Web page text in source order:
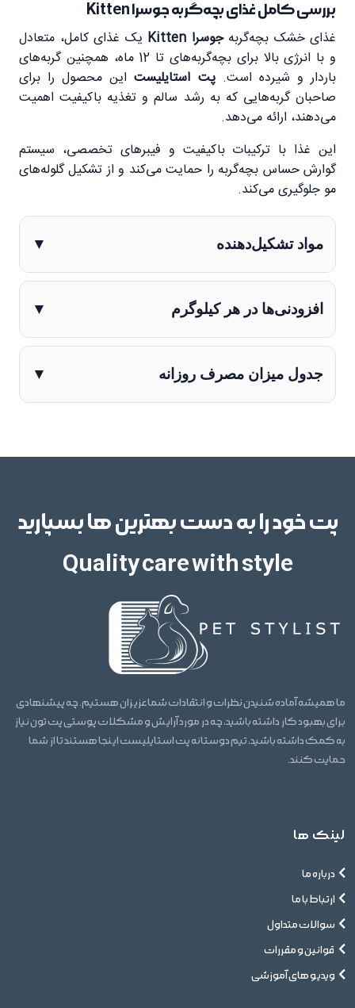
بررسی کامل غذای بچه‌گربه جوسرا Kitten
غذای خشک بچه‌گربهجوسرا Kitten
یک غذای کامل، متعادل
و با انرژی بالا برای بچه‌گربه‌های تا 12 ماه، همچنین گربه‌های
باردار و شیرده است.پت استایلیست این محصول را برای
صاحبان گربه‌هایی که به رشد سالم و تغذیه باکیفیت اهمیت
می‌دهند، ارائه می‌دهد.
این غذا با ترکیبات باکیفیت و فیبرهای تخصصی، سیستم
گوارش حساس بچه‌گربه را حمایت می‌کند و از تشکیل گلوله‌های
مو جلوگیری می‌کند.
مواد تشکیل‌دهنده ▼
افزودنی‌ها در هر کیلوگرم ▼
جدول میزان مصرف روزانه ▼
پت خود را به دست بهترین ها بسپارید
Quality care with style
ما همیشه آماده شنیدن نظرات و انتقادات شما عزیزان هستیم. چه پیشنهادی
برای بهبود کار داشته باشید، چه در مورد آرایش و مشکلات پوستی پت تون نیاز
به کمک داشته باشید، تیم دوستانه پت استایلیست اینجا هستند تا از شما
حمایت کنند.
لینک ها
درباره ما
ارتباط با ما
سوالات متداول
قوانین و مقررات
ویدیو های آموزشی